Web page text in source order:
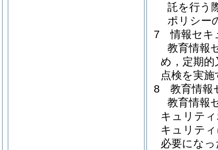
託を行う
ポリシー
7 情報セキ
教育情報
め，定期
点検を実
8 教育情報
教育情報
キュリテ
キュリテ
必要にな